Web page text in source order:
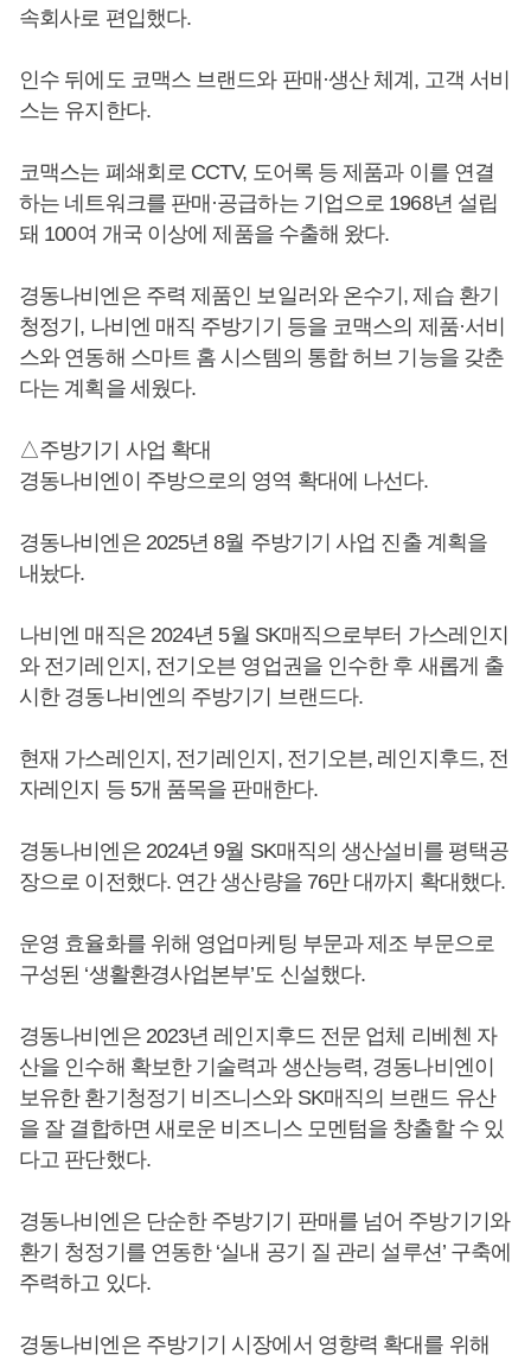
속회사로 편입했다.
인수 뒤에도 코맥스 브랜드와 판매·생산 체계, 고객 서비
스는 유지한다.
코맥스는 폐쇄회로 CCTV, 도어록 등 제품과 이를 연결
하는 네트워크를 판매·공급하는 기업으로 1968년 설립
돼 100여 개국 이상에 제품을 수출해 왔다.
경동나비엔은 주력 제품인 보일러와 온수기, 제습 환기
청정기, 나비엔 매직 주방기기 등을 코맥스의 제품·서비
스와 연동해 스마트 홈 시스템의 통합 허브 기능을 갖춘
다는 계획을 세웠다.
△주방기기 사업 확대
경동나비엔이 주방으로의 영역 확대에 나선다.
경동나비엔은 2025년 8월 주방기기 사업 진출 계획을
내놨다.
나비엔 매직은 2024년 5월 SK매직으로부터 가스레인지
와 전기레인지, 전기오븐 영업권을 인수한 후 새롭게 출
시한 경동나비엔의 주방기기 브랜드다.
현재 가스레인지, 전기레인지, 전기오븐, 레인지후드, 전
자레인지 등 5개 품목을 판매한다.
경동나비엔은 2024년 9월 SK매직의 생산설비를 평택공
장으로 이전했다. 연간 생산량을 76만 대까지 확대했다.
운영 효율화를 위해 영업마케팅 부문과 제조 부문으로
구성된 ‘생활환경사업본부’도 신설했다.
경동나비엔은 2023년 레인지후드 전문 업체 리베첸 자
산을 인수해 확보한 기술력과 생산능력, 경동나비엔이
보유한 환기청정기 비즈니스와 SK매직의 브랜드 유산
을 잘 결합하면 새로운 비즈니스 모멘텀을 창출할 수 있
다고 판단했다.
경동나비엔은 단순한 주방기기 판매를 넘어 주방기기와
환기 청정기를 연동한 ‘실내 공기 질 관리 설루션’ 구축에
주력하고 있다.
경동나비엔은 주방기기 시장에서 영향력 확대를 위해